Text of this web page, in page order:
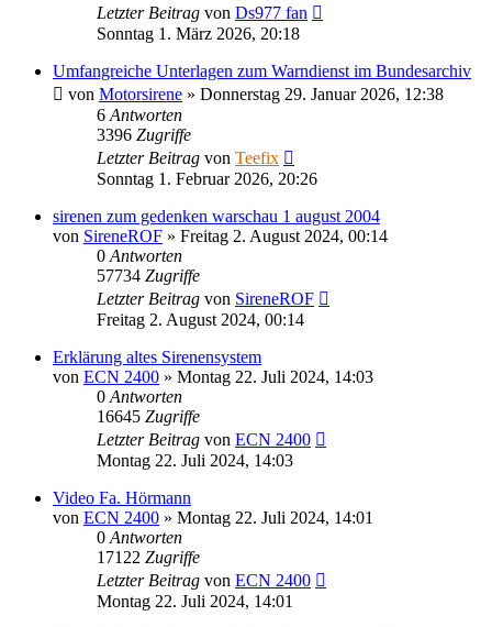
Letzter Beitrag von Ds977 fan
Sonntag 1. März 2026, 20:18
Umfangreiche Unterlagen zum Warndienst im Bundesarchiv
von Motorsirene » Donnerstag 29. Januar 2026, 12:38
6 Antworten
3396 Zugriffe
Letzter Beitrag von Teefix
Sonntag 1. Februar 2026, 20:26
sirenen zum gedenken warschau 1 august 2004
von SireneROF » Freitag 2. August 2024, 00:14
0 Antworten
57734 Zugriffe
Letzter Beitrag von SireneROF
Freitag 2. August 2024, 00:14
Erklärung altes Sirenensystem
von ECN 2400 » Montag 22. Juli 2024, 14:03
0 Antworten
16645 Zugriffe
Letzter Beitrag von ECN 2400
Montag 22. Juli 2024, 14:03
Video Fa. Hörmann
von ECN 2400 » Montag 22. Juli 2024, 14:01
0 Antworten
17122 Zugriffe
Letzter Beitrag von ECN 2400
Montag 22. Juli 2024, 14:01